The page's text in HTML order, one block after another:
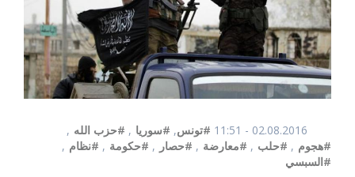
02.08.2016 - 11:51 #تونس, #سوريا , #حزب الله ,
#هجوم , #حلب , #معارضة , #حصار , #حكومة , #نظام ,
#السبسي